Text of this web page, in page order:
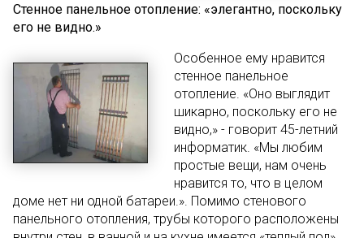
Стенное панельное отопление: «элегантно, поскольку
его не видно.»
Особенное ему нравится
стенное панельное
отопление. «Оно выглядит
шикарно, поскольку его не
видно,» - говорит 45-летний
информатик. «Мы любим
простые вещи, нам очень
нравится то, что в целом
доме нет ни одной батареи.». Помимо стенового
панельного отопления, трубы которого расположены